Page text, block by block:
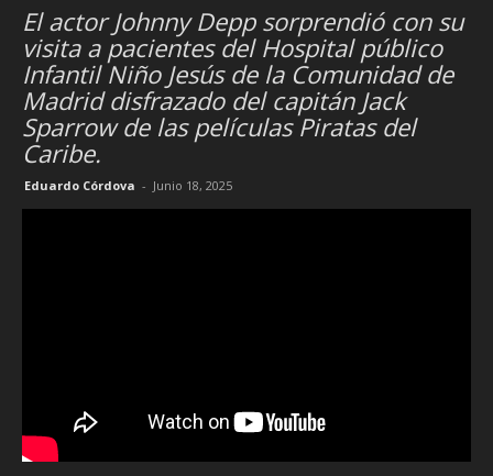
El actor Johnny Depp sorprendió con su
visita a pacientes del Hospital público
Infantil Niño Jesús de la Comunidad de
Madrid disfrazado del capitán Jack
Sparrow de las películas Piratas del
Caribe.
Eduardo Córdova - Junio 18, 2025